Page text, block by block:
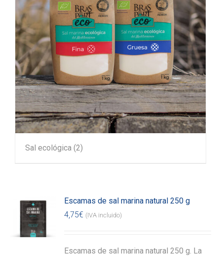
Sal ecológica (2)
Escamas de sal marina natural 250 g
4,75€ (IVA incluido)
Escamas de sal marina natural 250 g. La